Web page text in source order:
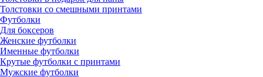
Толстовки со смешными принтами
Футболки
Для боксеров
Женские футболки
Именные футболки
Крутые футболки с принтами
Мужские футболки